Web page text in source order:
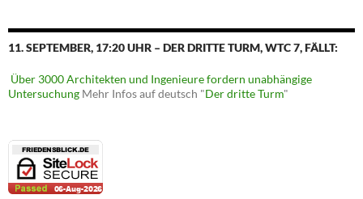
11. SEPTEMBER, 17:20 UHR – DER DRITTE TURM, WTC 7, FÄLLT:
Über 3000 Architekten und Ingenieure fordern unabhängige
Untersuchung Mehr Infos auf deutsch "Der dritte Turm"